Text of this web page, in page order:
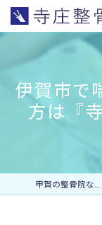
伊賀市で
方は『
甲賀の整骨院なら寺庄整骨院